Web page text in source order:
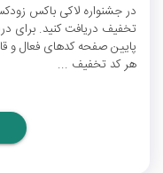
تخفیف دریافت کنید. برای
پایین صفحه کدهای فعال و
هر کد تخفیف ...